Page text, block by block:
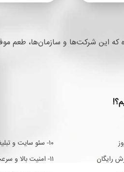
قرار گرفته و باعث شده که این شرکت‌ها و
۱۰- سئو سایت و تبلیغات در گوگل
۱۱- امنیت بالا و سرعت بارگزاری مناسب